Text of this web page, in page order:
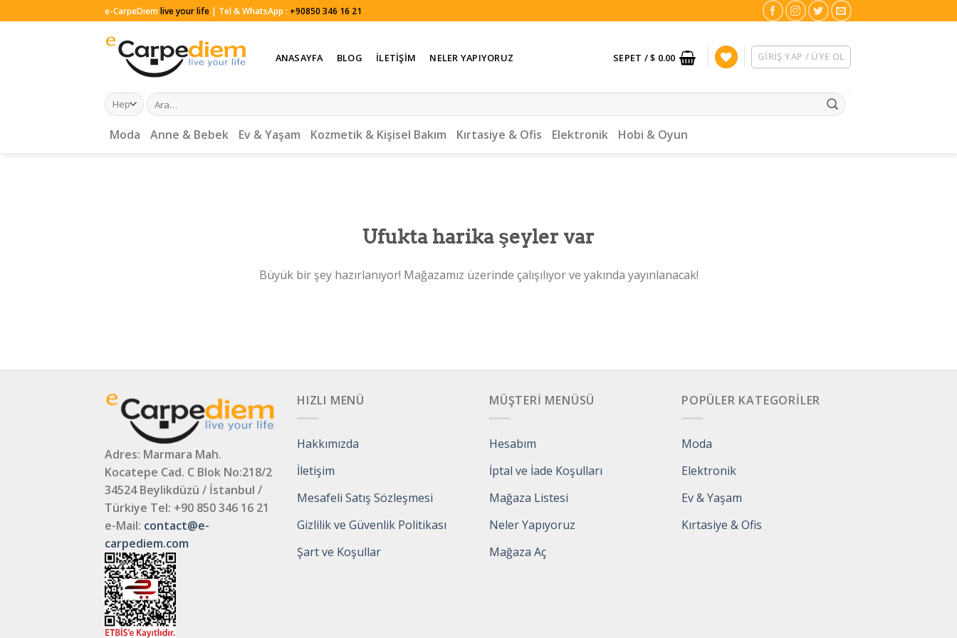
to
e-CarpeDiemlive your life | Tel & WhatsApp : +90850 346 16 21
ANASAYFA BLOG İLETIŞIM NELER YAPIYORUZ SEPET /$ 0.00 GIRIŞ YAP / ÜYE OL
Ara:
Moda Anne & Bebek Ev & Yaşam Kozmetik & Kişisel Bakım Kırtasiye & Ofis Elektronik Hobi & Oyun
Ufukta harika şeyler var
Büyük bir şey hazırlanıyor! Mağazamız üzerinde çalışılıyor ve yakında yayınlanacak!
Adres: Marmara Mah.
Kocatepe Cad. C Blok No:218/2
34524 Beylikdüzü / İstanbul /
Türkiye Tel: +90 850 346 16 21
e-Mail: contact@e-
carpediem.com
HIZLI MENÜ
Hakkımızda
İletişim
Mesafeli Satış Sözleşmesi
Gizlilik ve Güvenlik Politikası
Şart ve Koşullar
MÜŞTERI MENÜSÜ
Hesabım
İptal ve İade Koşulları
Mağaza Listesi
Neler Yapıyoruz
Mağaza Aç
POPÜLER KATEGORILER
Moda
Elektronik
Ev & Yaşam
Kırtasiye & Ofis